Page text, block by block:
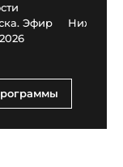
Эфир